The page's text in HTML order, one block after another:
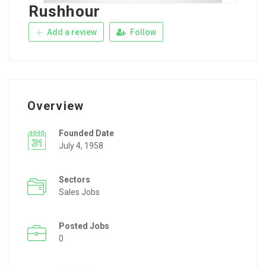
Rushhour
Add a review Follow
Overview
Founded Date
July 4, 1958
Sectors
Sales Jobs
Posted Jobs
0